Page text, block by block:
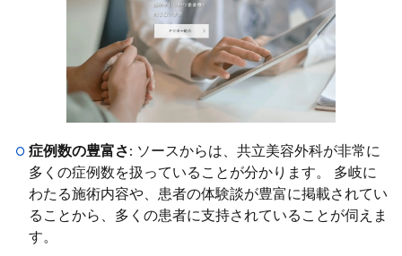
症例数の豊富さ: ソースからは、共立美容外科が非常に
多くの症例数を扱っていることが分かります。 多岐に
わたる施術内容や、患者の体験談が豊富に掲載されてい
ることから、多くの患者に支持されていることが伺えま
す。